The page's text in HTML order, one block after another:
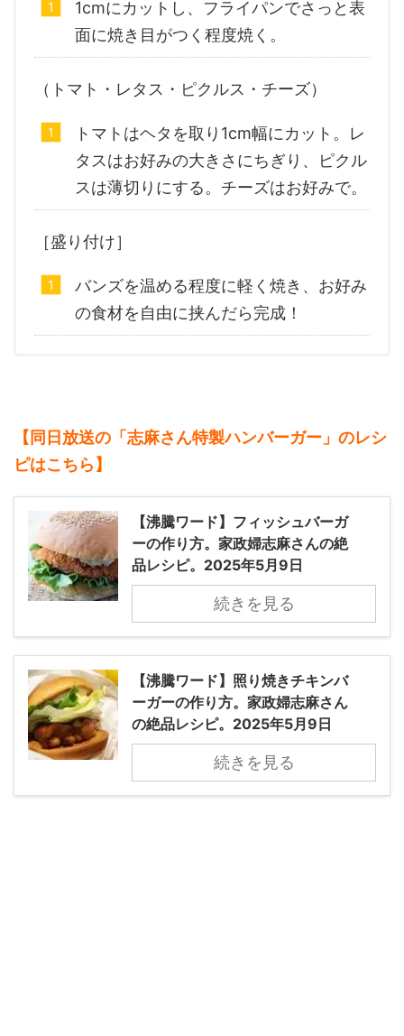
1cmにカットし、フライパンでさっと表
面に焼き目がつく程度焼く。
（トマト・レタス・ピクルス・チーズ）
トマトはヘタを取り1cm幅にカット。レ
タスはお好みの大きさにちぎり、ピクル
スは薄切りにする。チーズはお好みで。
［盛り付け］
バンズを温める程度に軽く焼き、お好み
の食材を自由に挟んだら完成！
【同日放送の「志麻さん特製ハンバーガー」のレシ
ピはこちら】
【沸騰ワード】フィッシュバーガ
ーの作り方。家政婦志麻さんの絶
品レシピ。2025年5月9日
続きを見る
【沸騰ワード】照り焼きチキンバ
ーガーの作り方。家政婦志麻さん
の絶品レシピ。2025年5月9日
続きを見る